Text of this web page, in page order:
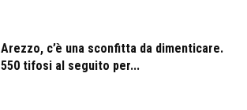
Arezzo, c’è una sconfitta da dimenticare.
550 tifosi al seguito per...